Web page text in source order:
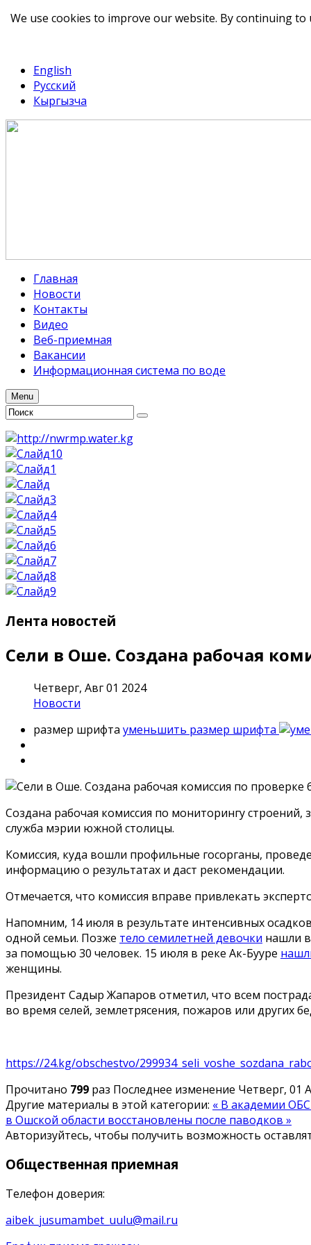
English
Русский
Кыргызча
Главная
Новости
Контакты
Видео
Веб-приемная
Вакансии
Информационная система по воде
Menu
Лента новостей
Сели в Оше. Создана рабочая
Четверг, Авг 01 2024
Новости
размер шрифта уменьшить размер шрифта
Создана рабочая комиссия по мониторингу
служба мэрии южной столицы.
Комиссия, куда вошли профильные госорганы,
информацию о результатах и даст рекомендации.
Отмечается, что комиссия вправе привлекать
Напомним, 14 июля в результате интенсивных
одной семьи. Позже тело семилетней девочки нашли
за помощью 30 человек. 15 июля в реке Ак-Бууре
женщины.
Президент Садыр Жапаров отметил, что всем
во время селей, землетрясения, пожаров или других
https://24.kg/obschestvo/
Прочитано 799 раз Последнее изменение Четверг, 01
Другие материалы в этой категории: « В академии
в Ошской области восстановлены после паводков »
Авторизуйтесь, чтобы получить возможность
Общественная приемная
Телефон доверия:
aibek_jusumambet_uulu@mail.ru
We use cookies to improve our website. By continuing